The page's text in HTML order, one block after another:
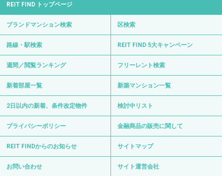
REIT FIND トップページ
ブランドマンション検索 区検索
路線・駅検索 REIT FIND 5大キャンペーン
週間／閲覧ランキング フリーレント検索
新着部屋一覧 新築マンション一覧
2日以内の新着、条件改定物件 検討中リスト
プライバシーポリシー 金融商品の販売に関して
REIT FINDからのお知らせ サイトマップ
お問い合わせ サイト運営会社